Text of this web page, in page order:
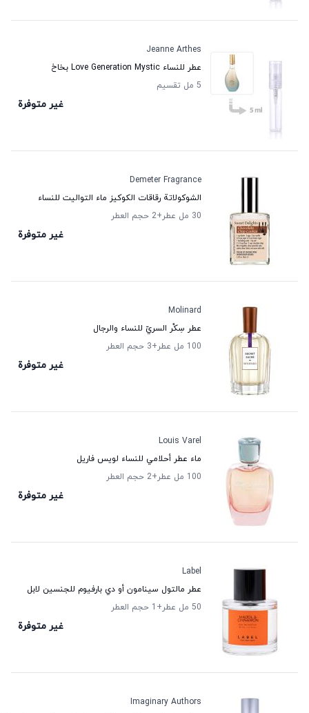
Jeanne Arthes
عطر للنساء Love Generation Mystic بخاخ
5 مل تقسيم
غير متوفرة
Demeter Fragrance
الشوكولاتة رقاقات الكوكيز ماء التواليت للنساء
30 مل عطر
+2 حجم العطر
غير متوفرة
Molinard
عطر سِكْر السريّ للنساء والرجال
100 مل عطر
+3 حجم العطر
غير متوفرة
Louis Varel
ماء عطر أحلامي للنساء لويس فاريل
100 مل عطر
+2 حجم العطر
غير متوفرة
Label
عطر مالتول سينامون أو دي بارفيوم للجنسين لابل
50 مل عطر
+1 حجم العطر
غير متوفرة
Imaginary Authors